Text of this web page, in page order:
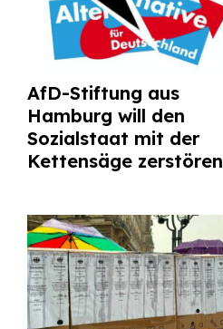
AfD-Stiftung aus
Hamburg will den
Sozialstaat mit der
Kettensäge zerstören